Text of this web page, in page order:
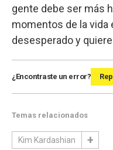
gente debe ser más
momentos de la vida
desesperado y
¿Encontraste un error?
Temas relacionados
Kim Kardashian